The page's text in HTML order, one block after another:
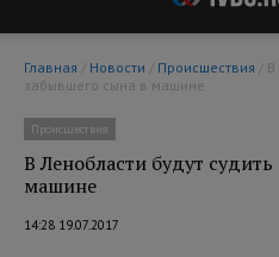
Главная / Новости / Происшествия
забывшего сына в машине
Происшествия
В Ленобласти будут
машине
14:28 19.07.2017